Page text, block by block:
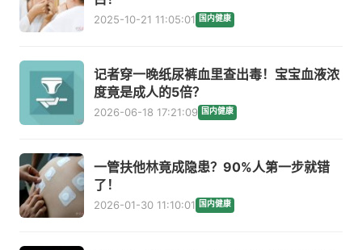
2025-10-21 11:05:01 国内健康
记者穿一晚纸尿裤血里查出毒！宝宝血液浓
度竟是成人的5倍？
2026-06-18 17:21:09 国内健康
一管扶他林竟成隐患？90%人第一步就错
了！
2026-01-30 11:10:01 国内健康